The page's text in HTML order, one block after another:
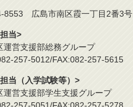
8553 広島市南区霞一丁目2番3号
当>
運営支援部総務グループ
257-5012/FAX:082-257-5615
当（入学試験等）>
運営支援部学生支援グループ